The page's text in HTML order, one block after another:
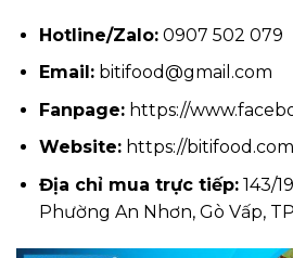
Hotline/Zalo:0907 502 079
Email:bitifood@gmail.com
Fanpage:https://
Website:https://
Địa chỉ mua trực tiếp:143/
Phường An Nhơn, Gò Vấp,